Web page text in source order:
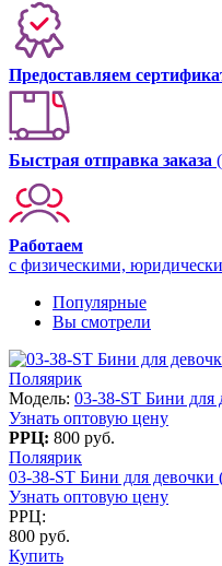
Предоставляем
Быстрая отправка заказа
Работаем
с физическими,
Популярные
Вы смотрели
Поляярик
Модель: 03-38-ST Бини для
Узнать оптовую цену
РРЦ: 800 руб.
Поляярик
03-38-ST Бини для девочки
Узнать оптовую цену
РРЦ:
800 руб.
Купить